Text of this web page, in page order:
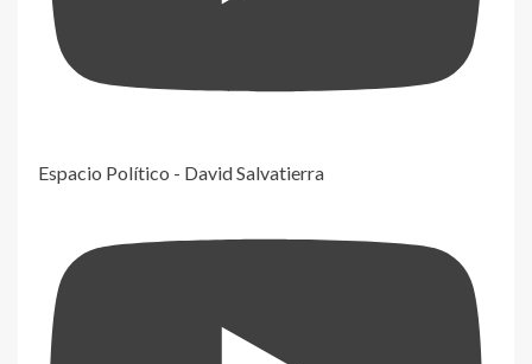
Espacio Político - David Salvatierra